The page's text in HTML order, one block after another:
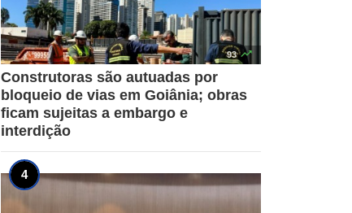
93 
Construtoras são autuadas por
bloqueio de vias em Goiânia; obras
ficam sujeitas a embargo e
interdição